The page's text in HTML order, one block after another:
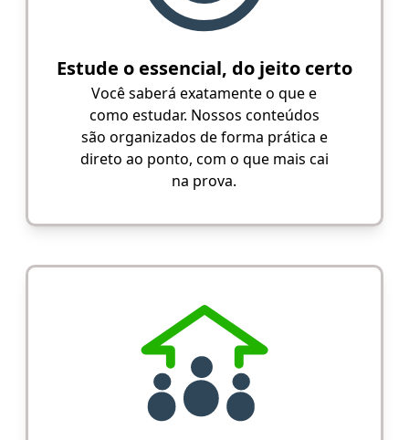
Estude o essencial, do jeito certo
Você saberá exatamente o que e
como estudar. Nossos conteúdos
são organizados de forma prática e
direto ao ponto, com o que mais cai
na prova.